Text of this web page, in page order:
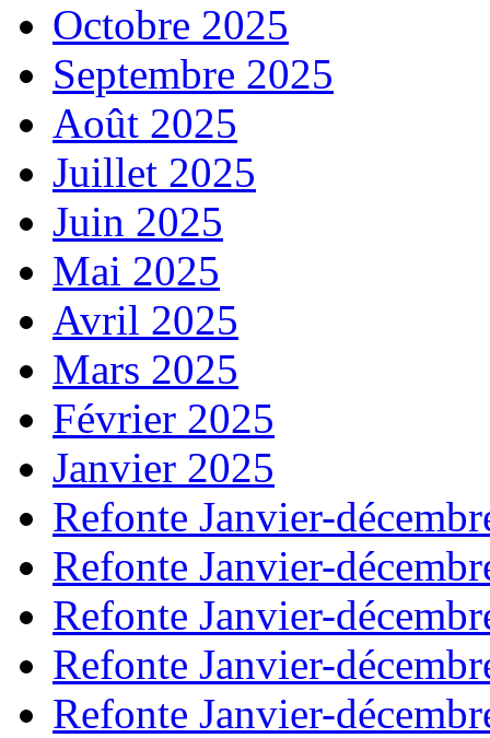
Octobre 2025
Septembre 2025
Août 2025
Juillet 2025
Juin 2025
Mai 2025
Avril 2025
Mars 2025
Février 2025
Janvier 2025
Refonte Janvier-
Refonte Janvier-
Refonte Janvier-
Refonte Janvier-
Refonte Janvier-